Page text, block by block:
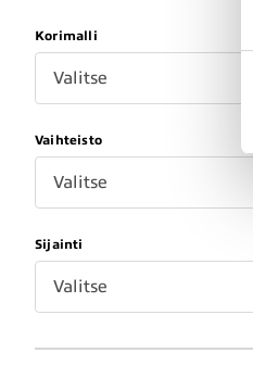
Korimalli
Valitse
Vaihteisto
Valitse
Sijainti
Valitse